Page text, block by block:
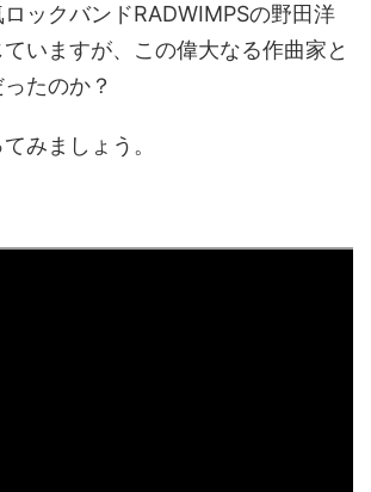
ロックバンドRADWIMPSの野田洋
いますが、この偉大なる作曲家と
たのか？
みましょう。